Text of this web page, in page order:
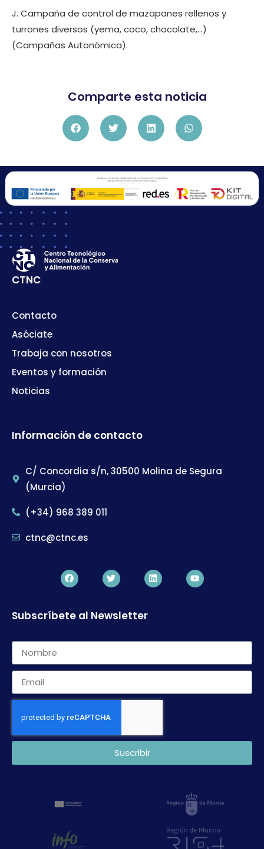
J. Campaña de control de mazapanes rellenos y
turrones diversos (yema, coco, chocolate,…)
(Campañas Autonómica).
Comparte esta noticia
CTNC
Contacto
Asóciate
Trabaja con nosotros
Eventos y formación
Noticias
Información de contacto
C/ Concordia s/n, 30500 Molina de Segura
(Murcia)
(+34) 968 389 011
ctnc@ctnc.es
Subscríbete al Newsletter
Suscribir